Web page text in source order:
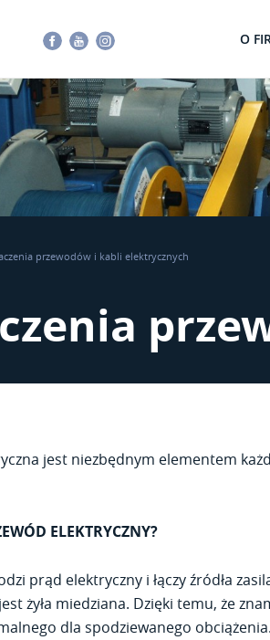
Instagram O
przewodów i kabli elektrycznych
jest niezbędnym elementem
ELEKTRYCZNY?
prąd elektryczny i łączy źródła
jest żyła miedziana. Dzięki temu, że
dla spodziewanego